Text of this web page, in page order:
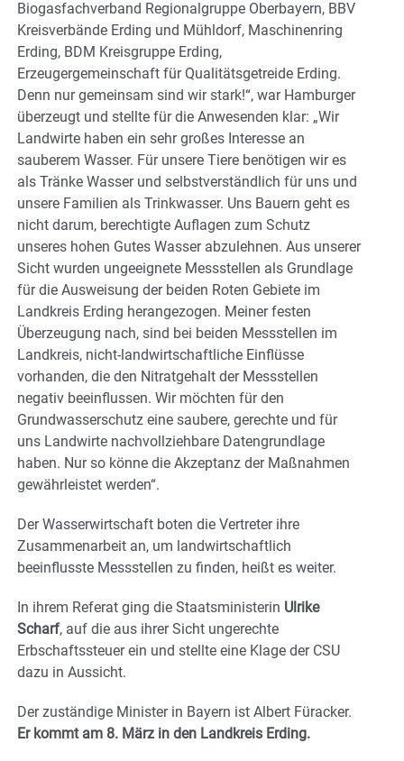
Biogasfachverband Regionalgruppe Oberbayern, BBV
Kreisverbände Erding und Mühldorf, Maschinenring
Erding, BDM Kreisgruppe Erding,
Erzeugergemeinschaft für Qualitätsgetreide Erding.
Denn nur gemeinsam sind wir stark!“, war Hamburger
überzeugt und stellte für die Anwesenden klar: „Wir
Landwirte haben ein sehr großes Interesse an
sauberem Wasser. Für unsere Tiere benötigen wir es
als Tränke Wasser und selbstverständlich für uns und
unsere Familien als Trinkwasser. Uns Bauern geht es
nicht darum, berechtigte Auflagen zum Schutz
unseres hohen Gutes Wasser abzulehnen. Aus unserer
Sicht wurden ungeeignete Messstellen als Grundlage
für die Ausweisung der beiden Roten Gebiete im
Landkreis Erding herangezogen. Meiner festen
Überzeugung nach, sind bei beiden Messstellen im
Landkreis, nicht-landwirtschaftliche Einflüsse
vorhanden, die den Nitratgehalt der Messstellen
negativ beeinflussen. Wir möchten für den
Grundwasserschutz eine saubere, gerechte und für
uns Landwirte nachvollziehbare Datengrundlage
haben. Nur so könne die Akzeptanz der Maßnahmen
gewährleistet werden“.
Der Wasserwirtschaft boten die Vertreter ihre
Zusammenarbeit an, um landwirtschaftlich
beeinflusste Messstellen zu finden, heißt es weiter.
In ihrem Referat ging die Staatsministerin Ulrike
Scharf, auf die aus ihrer Sicht ungerechte
Erbschaftssteuer ein und stellte eine Klage der CSU
dazu in Aussicht.
Der zuständige Minister in Bayern ist Albert Füracker.
Er kommt am 8. März in den Landkreis Erding.